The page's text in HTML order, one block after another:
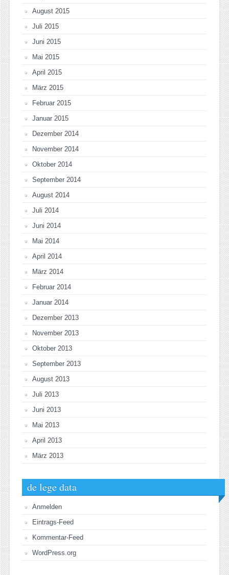
August 2015
Juli 2015
Juni 2015
Mai 2015
April 2015
März 2015
Februar 2015
Januar 2015
Dezember 2014
November 2014
Oktober 2014
September 2014
August 2014
Juli 2014
Juni 2014
Mai 2014
April 2014
März 2014
Februar 2014
Januar 2014
Dezember 2013
November 2013
Oktober 2013
September 2013
August 2013
Juli 2013
Juni 2013
Mai 2013
April 2013
März 2013
de lege data
Anmelden
Eintrags-Feed
Kommentar-Feed
WordPress.org